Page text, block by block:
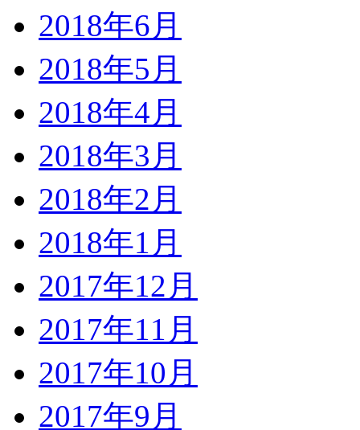
2018年6月
2018年5月
2018年4月
2018年3月
2018年2月
2018年1月
2017年12月
2017年11月
2017年10月
2017年9月